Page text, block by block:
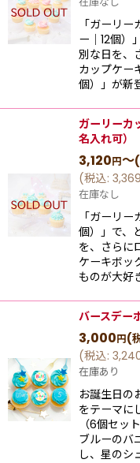
「ガーリ
ー｜12個）
別な日を、
カップケー
個）」が新
ガーリーカ
名入れ可）
3,120円～
(税込: 3,369
在庫なし
「ガーリ
個）」で、
を、さらに
ケーキボッ
ものが大好
バースデー
3,000円(
(税込:
在庫あり
お誕生日の
をテーマに
（6個セッ
ブルーのバ
し、星のシ